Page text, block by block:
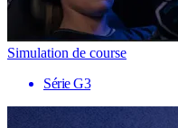
Simulation de course
Série G3